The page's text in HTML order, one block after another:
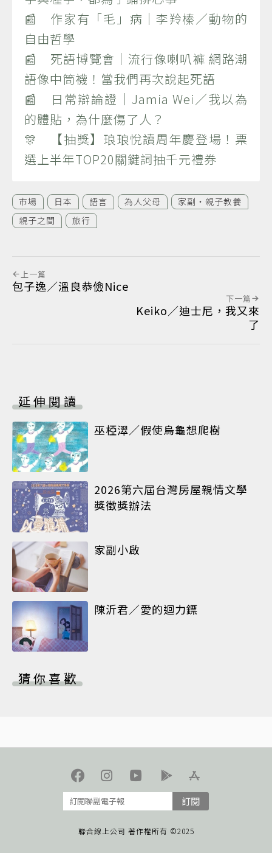
📰 作家有「毛」病｜李羚榛／動物的
自由哲學
📰 死語博覽會｜流行像喇叭褲 網路潮
語像中筒襪！當我們再次說起死語
📰 日常辯論證｜Jamia Wei／我以為
的體貼，為什麼傷了人？
🎊 【抽獎】琅琅悅讀周年慶登場！票
選上半年TOP20關鍵詞抽千元禮券
市場 日本 語言 為人父母
家副‧親子教養
親子之間
旅行
上一篇
包子逸／溫良恭儉Nice
下一篇
Keiko／迪士尼，我又來
了
延伸閱讀
巫椏濢／假使烏龜想爬樹
2026第六屆台灣房屋親情文學
獎徵獎辦法
家副小啟
陳沂君／愛的迴力鏢
猜你喜歡
訂閱
聯合線上公司 著作權所有 ©2025